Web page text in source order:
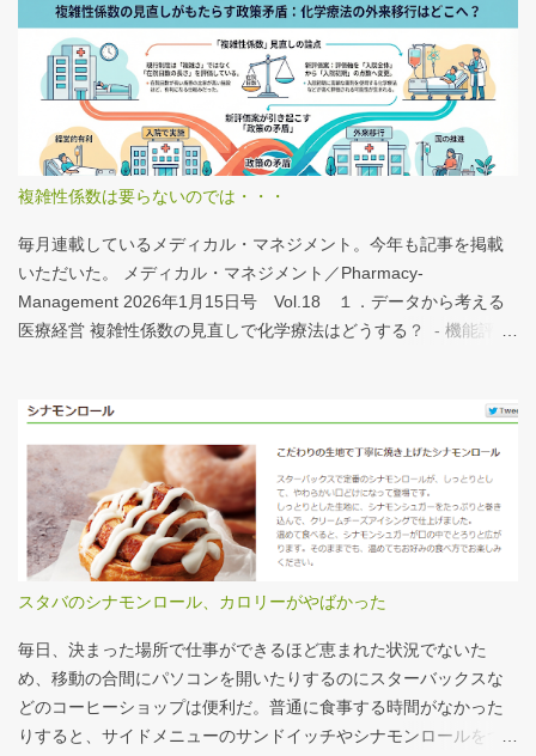
は、医業情報ダイジェストの記事をお読みください！なのだが、
分析結果の一例は下のグラフ。 病床機能報告（2023年度報告）を
基に作成 ※救急救命士の人数は常勤・非常勤（常勤換算）の合
計。人数が0人の施設は集計に含まない この施設は何人いるんだろ
う？、あの施設は何人だろう？と見てみるだけでも十分興味深い
が、上のグラフのような情報が頭に入っていると、比較整理しや
する。立派な建物がある。武蔵国府の国司館（こくしのたち）を
復元したものだ。写真だけでは、大きさが分かりづらいはずだ。
今月訪れた武蔵国府跡 実際には10分の1サイズの模型なので、そ
れほど大きくない。人が一緒に写っている新聞記事（ （まちの記
憶）武蔵国府跡 東京都府中市：朝日新聞デジタル ）を見れば、
い。平均値で見ても情報は十分でないかもしれない。しかし、ヒ
ストグラムなどをあわせて見れば、相対的なポジションが分かり
やすい。朝日新聞の記事は、人が一緒に写っているので大きさを
把握しやすい。 そういえば、大きさ比較でタバコの箱を横に並べ
るのって、最近見かけないなぁ・・・。このご時世、タバコはNG
なのか？？
複雑性係数は要らないのでは・・・
毎月連載しているメディカル・マネジメント。今年も記事を掲載
いただいた。 メディカル・マネジメント／Pharmacy-
Management 2026年1月15日号 Vol.18 １．データから考える
医療経営 複雑性係数の見直しで化学療法はどうする？ - 機能評価
は微妙だ・・・と言い続けて10数年、ようやく見直されるよう
だ。ただ、その見直し内容も微妙では？？？というのが記事の主
旨。 AIにまとめさせるとこんな感じ。 日頃、各方面から「話が長
い」と言われているので、自分が話すよりAIが話した方がよいと
言われるのは時間の問題だろう。
スタバのシナモンロール、カロリーがやばかった
毎日、決まった場所で仕事ができるほど恵まれた状況でないた
め、移動の合間にパソコンを開いたりするのにスターバックスな
どのコーヒーショップは便利だ。普通に食事する時間がなかった
りすると、サイドメニューのサンドイッチやシナモンロールをつ